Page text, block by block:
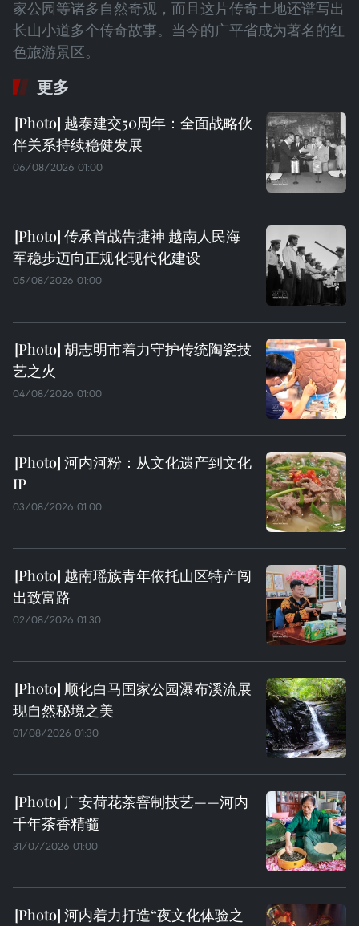
家公园等诸多自然奇观，而且这片传奇土地还谱写出
长山小道多个传奇故事。当今的广平省成为著名的红
色旅游景区。
更多
越泰建交50周年：全面战略伙
伴关系持续稳健发展
06/08/2026 01:00
传承首战告捷神 越南人民海
军稳步迈向正规化现代化建设
05/08/2026 01:00
胡志明市着力守护传统陶瓷技
艺之火
04/08/2026 01:00
河内河粉：从文化遗产到文化
IP
03/08/2026 01:00
越南瑶族青年依托山区特产闯
出致富路
02/08/2026 01:30
顺化白马国家公园瀑布溪流展
现自然秘境之美
01/08/2026 01:30
广安荷花茶窨制技艺——河内
千年茶香精髓
31/07/2026 01:00
河内着力打造“夜文化体验之